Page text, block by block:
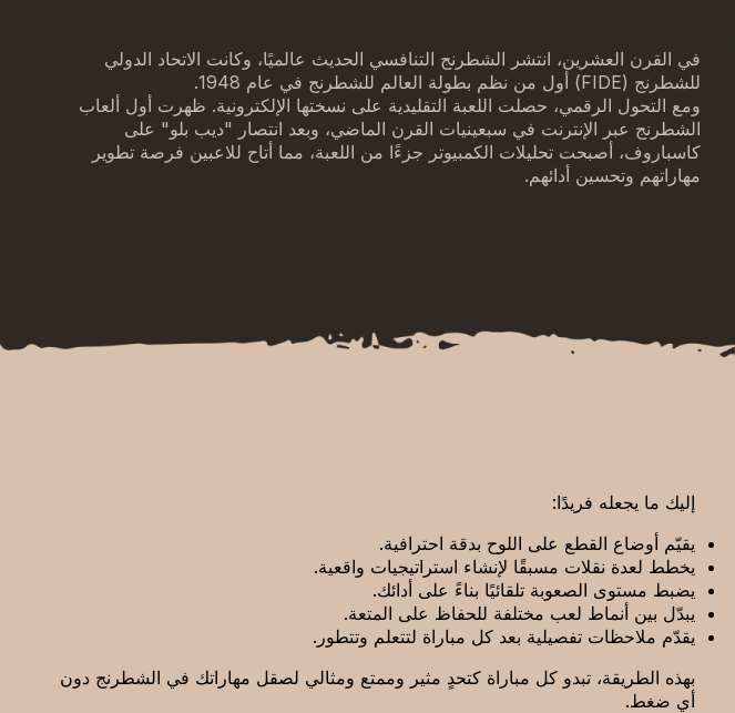
في القرن العشرين، انتشر الشطرنج التنافسي الحديث عالميًا، وكانت الاتحاد الدولي
للشطرنج (FIDE) أول من نظم بطولة العالم للشطرنج في عام 1948.
ومع التحول الرقمي، حصلت اللعبة التقليدية على نسختها الإلكترونية. ظهرت أول ألعاب
الشطرنج عبر الإنترنت في سبعينيات القرن الماضي، وبعد انتصار "ديب بلو" على
كاسباروف، أصبحت تحليلات الكمبيوتر جزءًا من اللعبة، مما أتاح للاعبين فرصة تطوير
مهاراتهم وتحسين أدائهم.
إليك ما يجعله فريدًا:
يقيّم أوضاع القطع على اللوح بدقة احترافية.
يخطط لعدة نقلات مسبقًا لإنشاء استراتيجيات واقعية.
يضبط مستوى الصعوبة تلقائيًا بناءً على أدائك.
يبدّل بين أنماط لعب مختلفة للحفاظ على المتعة.
يقدّم ملاحظات تفصيلية بعد كل مباراة لتتعلم وتتطور.
بهذه الطريقة، تبدو كل مباراة كتحدٍ مثير وممتع ومثالي لصقل مهاراتك في الشطرنج دون
أي ضغط.